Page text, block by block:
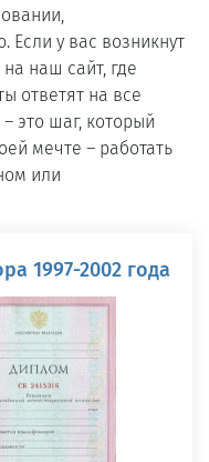
у вас возникнут
наш сайт, где
ответят на все
это шаг, который
мечте – работать
или
1997-2002 года